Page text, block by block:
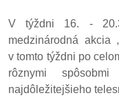
V týždni 16. -
medzinárodná akcia
v tomto týždni po
rôznymi
najdôležitejšieho